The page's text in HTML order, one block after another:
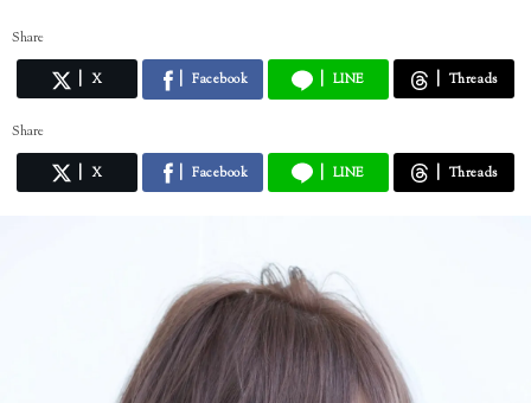
Share
X Facebook LINE Threads
Share
X Facebook LINE Threads